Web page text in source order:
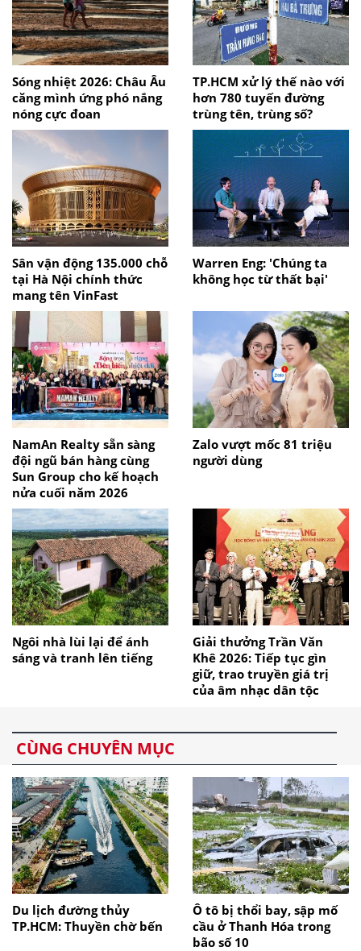
Sóng nhiệt 2026: Châu Âu
căng mình ứng phó nắng
nóng cực đoan
TP.HCM xử lý thế nào với
hơn 780 tuyến đường
trùng tên, trùng số?
Sân vận động 135.000 chỗ
tại Hà Nội chính thức
mang tên VinFast
Warren Eng: 'Chúng ta
không học từ thất bại'
NamAn Realty sẵn sàng
đội ngũ bán hàng cùng
Sun Group cho kế hoạch
nửa cuối năm 2026
Zalo vượt mốc 81 triệu
người dùng
Ngôi nhà lùi lại để ánh
sáng và tranh lên tiếng
Giải thưởng Trần Văn
Khê 2026: Tiếp tục gìn
giữ, trao truyền giá trị
của âm nhạc dân tộc
CÙNG CHUYÊN MỤC
Du lịch đường thủy
TP.HCM: Thuyền chờ bến
Ô tô bị thổi bay, sập mố
cầu ở Thanh Hóa trong
bão số 10